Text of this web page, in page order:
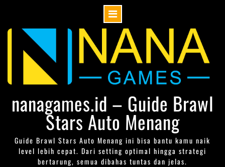
nanagames.id – Guide Brawl
Stars Auto Menang
Guide Brawl Stars Auto Menang ini bisa bantu kamu naik
level lebih cepat. Dari setting optimal hingga strategi
bertarung, semua dibahas tuntas dan jelas.